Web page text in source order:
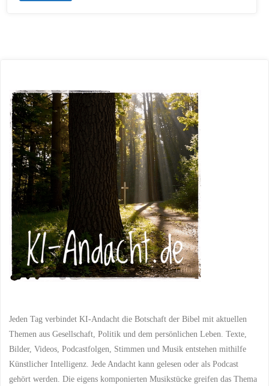
Verantwortung"
Jeden Tag verbindet KI-Andacht die Botschaft der Bibel mit aktuellen
Themen aus Gesellschaft, Politik und dem persönlichen Leben. Texte,
Bilder, Videos, Podcastfolgen, Stimmen und Musik entstehen mithilfe
Künstlicher Intelligenz. Jede Andacht kann gelesen oder als Podcast
gehört werden. Die eigens komponierten Musikstücke greifen das Thema